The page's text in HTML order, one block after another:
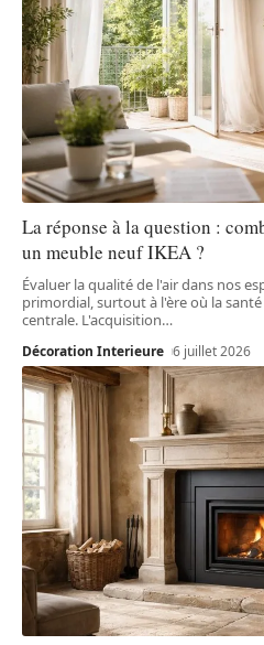
La réponse à la question :
un meuble neuf IKEA ?
Évaluer la qualité de l'air dans nos
primordial, surtout à l'ère où la
centrale. L'acquisition…
Décoration Interieure 6 juillet 2026